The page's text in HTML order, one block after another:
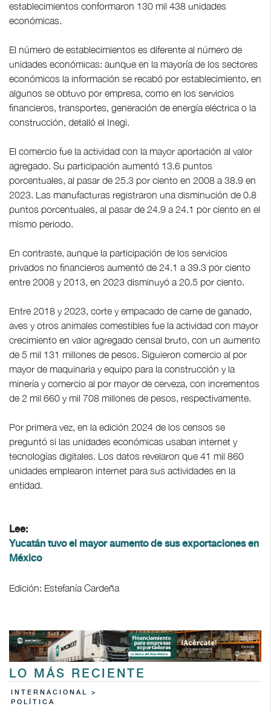
establecimientos conformaron 130 mil 438 unidades
económicas.
El número de establecimientos es diferente al número de
unidades económicas: aunque en la mayoría de los sectores
económicos la información se recabó por establecimiento, en
algunos se obtuvo por empresa, como en los servicios
financieros, transportes, generación de energía eléctrica o la
construcción, detalló el Inegi.
El comercio fue la actividad con la mayor aportación al valor
agregado. Su participación aumentó 13.6 puntos
porcentuales, al pasar de 25.3 por ciento en 2008 a 38.9 en
2023. Las manufacturas registraron una disminución de 0.8
puntos porcentuales, al pasar de 24.9 a 24.1 por ciento en el
mismo periodo.
En contraste, aunque la participación de los servicios
privados no financieros aumentó de 24.1 a 39.3 por ciento
entre 2008 y 2013, en 2023 disminuyó a 20.5 por ciento.
Entre 2018 y 2023, corte y empacado de carne de ganado,
aves y otros animales comestibles fue la actividad con mayor
crecimiento en valor agregado censal bruto, con un aumento
de 5 mil 131 millones de pesos. Siguieron comercio al por
mayor de maquinaria y equipo para la construcción y la
minería y comercio al por mayor de cerveza, con incrementos
de 2 mil 660 y mil 708 millones de pesos, respectivamente.
Por primera vez, en la edición 2024 de los censos se
preguntó si las unidades económicas usaban internet y
tecnologías digitales. Los datos revelaron que 41 mil 860
unidades emplearon internet para sus actividades en la
entidad.
Lee:
Yucatán tuvo el mayor aumento de sus exportaciones en
México
Edición: Estefanía Cardeña
LO MÁS RECIENTE
INTERNACIONAL >
POLÍTICA